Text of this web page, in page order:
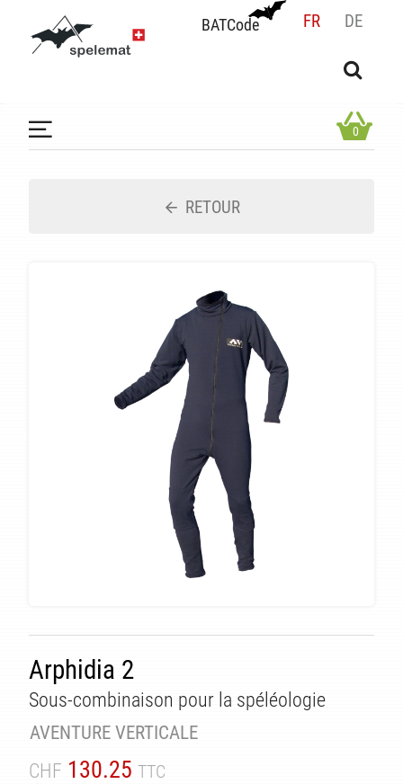
BATCode FR DE
BATCode
OK
0
RETOUR
Arphidia 2
Sous-combinaison pour la spéléologie
AVENTURE VERTICALE
CHF 130.25 TTC